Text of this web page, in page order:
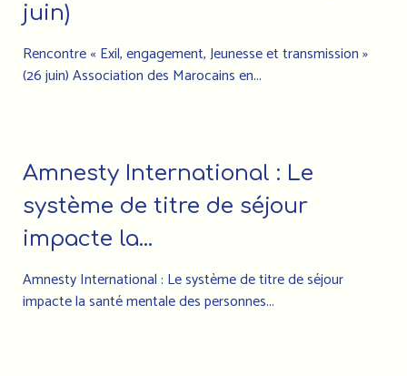
juin)
Rencontre « Exil, engagement, Jeunesse et transmission »
(26 juin) Association des Marocains en...
Amnesty International : Le
système de titre de séjour
impacte la...
Amnesty International : Le système de titre de séjour
impacte la santé mentale des personnes...